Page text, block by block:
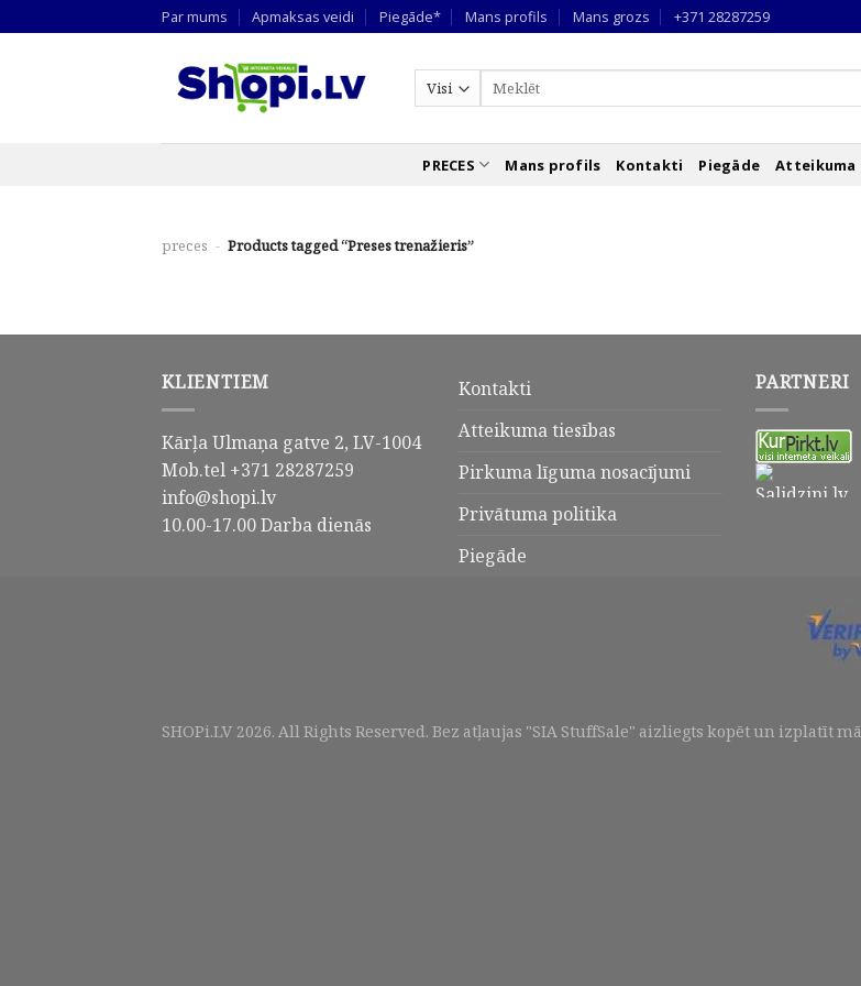
to
Par mums Apmaksas veidi Piegāde* Mans profils Mans grozs +371 28287259
Meklēt
pēc:
PRECES Mans profils Kontakti Piegāde Atteikuma
preces - Products tagged “Preses trenažieris”
KLIENTIEM
Kārļa Ulmaņa gatve 2, LV-1004
Mob.tel +371 28287259
info@shopi.lv
10.00-17.00 Darba dienās
Kontakti
Atteikuma tiesības
Pirkuma līguma nosacījumi
Privātuma politika
Piegāde
PARTNERI
SHOPi.LV 2026. All Rights Reserved. Bez atļaujas "SIA StuffSale" aizliegts kopēt un izplatīt